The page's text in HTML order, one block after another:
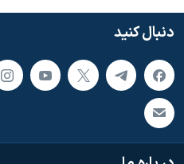
دنبال کنید